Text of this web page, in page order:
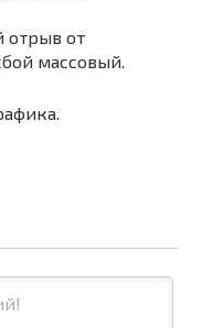
отрыв от
массовый.